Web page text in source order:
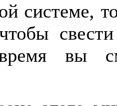
системе,
вы